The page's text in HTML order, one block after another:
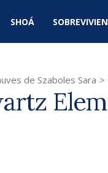
SHOÁ
de Szaboles Sara >